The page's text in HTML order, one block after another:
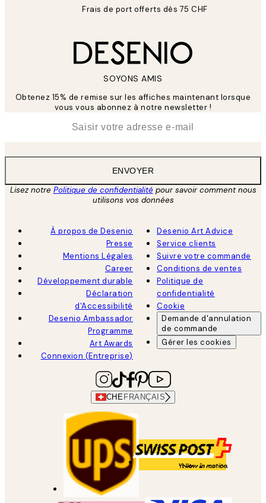
Frais de port offerts dès 75 CHF
SOYONS AMIS
Obtenez 15% de remise sur les affiches maintenant lorsque
vous vous abonnez à notre newsletter !
ENVOYER
Lisez notre Politique de confidentialitépour savoir comment nous
utilisons vos données
À propos de Desenio
Presse
Mentions Légales
Career
Développement durable
Déclaration
d'Accessibilité
Desenio Ambassador
Programme
Art Awards
Connexion (Entreprise)
Desenio Art Advice
Service clients
Suivre votre commande
Conditions de ventes
Politique de
confidentialité
Cookie
Demande d'annulation
de commande
Gérer les cookies
CHE FRANÇAIS